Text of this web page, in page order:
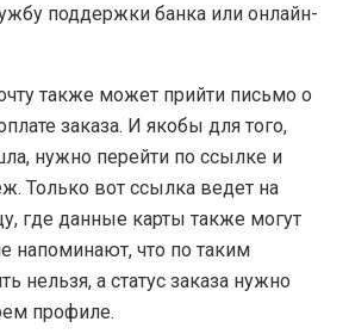
поддержки банка или онлайн-
также может прийти письмо о
заказа. И якобы для того,
нужно перейти по ссылке и
Только вот ссылка ведет на
где данные карты также могут
напоминают, что по таким
нельзя, а статус заказа нужно
профиле.